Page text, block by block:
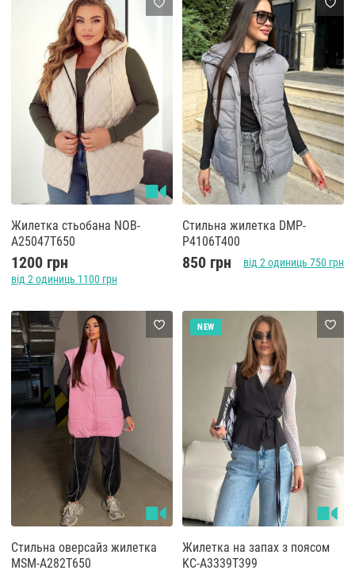
Жилетка стьобана NOB-
A25047T650
1200 грн
від 2 одиниць 1100 грн
Стильна жилетка DMP-
P4106T400
850 грн від 2 одиниць 750 грн
Стильна оверсайз жилетка
MSM-A282T650
NEW
Жилетка на запах з поясом
KC-A3339T399